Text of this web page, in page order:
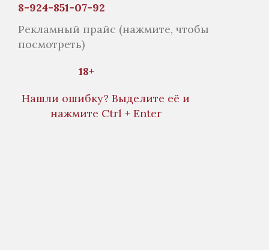
8-924-851-07-92
Рекламный прайс (нажмите, чтобы
посмотреть)
18+
Нашли ошибку? Выделите её и
нажмите Ctrl + Enter